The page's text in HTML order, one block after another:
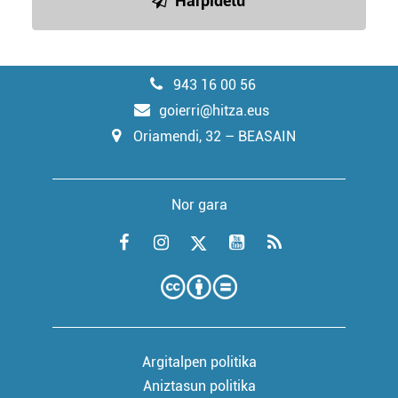
943 16 00 56
goierri@hitza.eus
Oriamendi, 32 – BEASAIN
Nor gara
Argitalpen politika
Aniztasun politika